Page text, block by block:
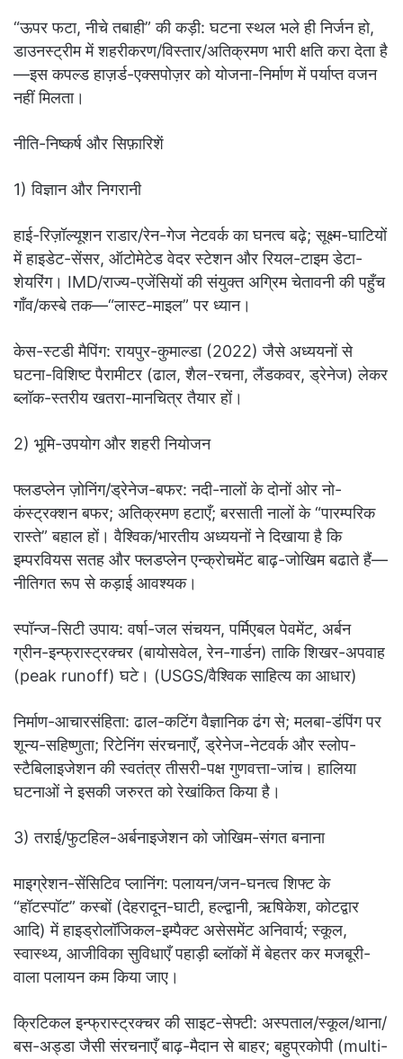
“ऊपर फटा, नीचे तबाही” की कड़ी: घटना स्थल भले ही निर्जन हो,
डाउनस्ट्रीम में शहरीकरण/विस्तार/अतिक्रमण भारी क्षति करा देता है
—इस कपल्ड हाज़र्ड-एक्सपोज़र को योजना-निर्माण में पर्याप्त वजन
नहीं मिलता।
नीति-निष्कर्ष और सिफ़ारिशें
1) विज्ञान और निगरानी
हाई-रिज़ॉल्यूशन राडार/रेन-गेज नेटवर्क का घनत्व बढ़े; सूक्ष्म-घाटियों
में हाइडेट-सेंसर, ऑटोमेटेड वेदर स्टेशन और रियल-टाइम डेटा-
शेयरिंग। IMD/राज्य-एजेंसियों की संयुक्त अग्रिम चेतावनी की पहुँच
गाँव/कस्बे तक—“लास्ट-माइल” पर ध्यान।
केस-स्टडी मैपिंग: रायपुर-कुमाल्डा (2022) जैसे अध्ययनों से
घटना-विशिष्ट पैरामीटर (ढाल, शैल-रचना, लैंडकवर, ड्रेनेज) लेकर
ब्लॉक-स्तरीय खतरा-मानचित्र तैयार हों।
2) भूमि-उपयोग और शहरी नियोजन
फ्लडप्लेन ज़ोनिंग/ड्रेनेज-बफर: नदी-नालों के दोनों ओर नो-
कंस्ट्रक्शन बफर; अतिक्रमण हटाएँ; बरसाती नालों के “पारम्परिक
रास्ते” बहाल हों। वैश्विक/भारतीय अध्ययनों ने दिखाया है कि
इम्परवियस सतह और फ्लडप्लेन एन्क्रोचमेंट बाढ़-जोखिम बढाते हैं—
नीतिगत रूप से कड़ाई आवश्यक।
स्पॉन्ज-सिटी उपाय: वर्षा-जल संचयन, पर्मिएबल पेवमेंट, अर्बन
ग्रीन-इन्फ्रास्ट्रक्चर (बायोसवेल, रेन-गार्डन) ताकि शिखर-अपवाह
(peak runoff) घटे। (USGS/वैश्विक साहित्य का आधार)
निर्माण-आचारसंहिता: ढाल-कटिंग वैज्ञानिक ढंग से; मलबा-डंपिंग पर
शून्य-सहिष्णुता; रिटेनिंग संरचनाएँ, ड्रेनेज-नेटवर्क और स्लोप-
स्टैबिलाइजेशन की स्वतंत्र तीसरी-पक्ष गुणवत्ता-जांच। हालिया
घटनाओं ने इसकी जरुरत को रेखांकित किया है।
3) तराई/फुटहिल-अर्बनाइजेशन को जोखिम-संगत बनाना
माइग्रेशन-सेंसिटिव प्लानिंग: पलायन/जन-घनत्व शिफ्ट के
“हॉटस्पॉट” कस्बों (देहरादून-घाटी, हल्द्वानी, ऋषिकेश, कोटद्वार
आदि) में हाइड्रोलॉजिकल-इम्पैक्ट असेसमेंट अनिवार्य; स्कूल,
स्वास्थ्य, आजीविका सुविधाएँ पहाड़ी ब्लॉकों में बेहतर कर मजबूरी-
वाला पलायन कम किया जाए।
क्रिटिकल इन्फ्रास्ट्रक्चर की साइट-सेफ्टी: अस्पताल/स्कूल/थाना/
बस-अड्डा जैसी संरचनाएँ बाढ़-मैदान से बाहर; बहुप्रकोपी (multi-